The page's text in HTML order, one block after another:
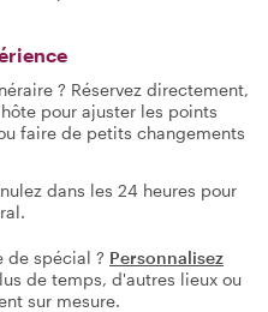
? Réservez directement,
pour ajuster les points
faire de petits changements
dans les 24 heures pour
de spécial ? Personnalisez
de temps, d'autres lieux ou
sur mesure.